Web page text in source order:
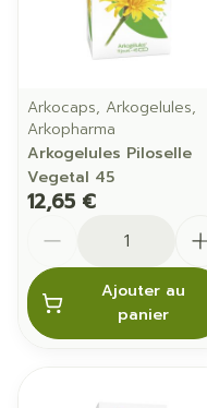
Arkocaps, Arkogelules,
Arkopharma
Arkogelules Piloselle
Vegetal 45
12,65 €
Ajouter au
panier